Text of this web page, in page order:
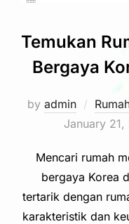
Temukan
Bergaya
by admin
January 21,
Mencari rumah
bergaya Korea
tertarik dengan
karakteristik dan